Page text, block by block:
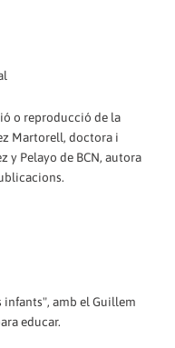
o reproducció de la
Martorell, doctora i
y Pelayo de BCN, autora
infants", amb el Guillem
educar.